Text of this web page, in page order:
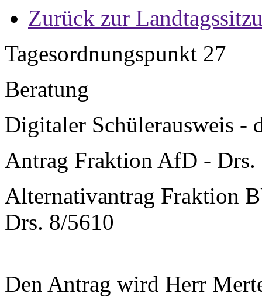
Zurück zur
Tagesordnungspunkt 27
Beratung
Digitaler Schülerausweis -
Antrag Fraktion AfD - Drs.
Alternativantrag Fraktion
Drs. 8/5610
Den Antrag wird Herr